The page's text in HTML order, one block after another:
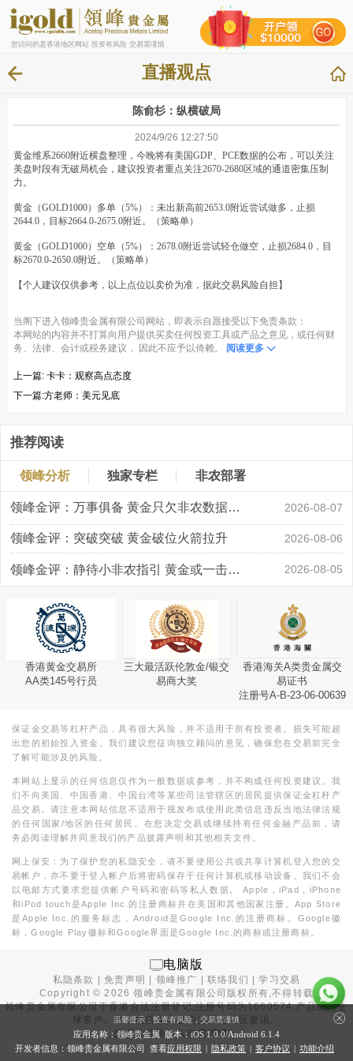
您访问的是香港地区网站 投资有风险 交易需谨慎
直播观点
​陈俞杉：纵横破局
2024/9/26 12:27:50
黄金维系2660附近横盘整理，今晚将有美国GDP、PCE数据的公布，可以关注
美盘时段有无破局机会，建议投资者重点关注2670-2680区域的通道密集压制
力。
黄金（GOLD1000）多单（5%）：未出新高前2653.0附近尝试做多，止损
2644.0，目标2664.0-2675.0附近。（策略单）
黄金（GOLD1000）空单（5%）：2678.0附近尝试轻仓做空，止损2684.0，目
标2670.0-2650.0附近。（策略单）
【个人建议仅供参考，以上点位以卖价为准，据此交易风险自担】
当阁下进入领峰贵金属有限公司网站，即表示自愿接受以下免责条款：
本网站的内容并不打算向用户提供买卖任何投资工具或产品之意见，或任何财
务、法律、会计或税务建议， 因此不应予以倚赖。
阅读更多
上一篇: 卡卡：观察高点态度
下一篇:​方老师：美元见底
推荐阅读
领峰分析 独家专栏 非农部署
领峰金评：万事俱备 黄金只欠非农数据“东风” 2026-08-07
领峰金评：突破突破 黄金破位火箭拉升 2026-08-06
领峰金评：静待小非农指引 黄金或一击破局 2026-08-05
香港黄金交易所
AA类145号行员
三大最活跃伦敦金/银交
易商大奖
香港海关A类贵金属交
易证书
注册号A-B-23-06-00639
保证金交易等杠杆产品，具有很大风险，并不适用于所有投资者。损失可能超
出您的初始投入资金。我们建议您征询独立顾问的意见，确保您在交易前完全
了解可能涉及的风险。
本网站上显示的任何信息仅作为一般数据或参考，并不构成任何投资建议。我
们不向美国、中国香港、中国台湾等某些司法管辖区的居民提供保证金杠杆产
品交易。请注意本网站信息不适用于视发布或使用此类信息违反当地法律法规
的任何国家/地区的任何居民。在您决定交易或继续持有任何金融产品前，请
务必阅读理解并同意我们的产品披露声明和其他相关文件。
网上保安：为了保护您的私隐安全，请不要使用公共或共享计算机登入您的交
易帐户，亦不要于登入帐户后将密码保存于任何计算机或移动设备。我们不会
以电邮方式要求您提供帐户号码和密码等私人数据。 Apple，iPad，iPhone
和iPod touch是Apple Inc.的注册商标并在美国和其他国家注册。App Store
是Apple Inc.的服务标志，Android是Google Inc.的注册商标。Google徽
标，Google Play徽标和Google界面是Google Inc.的商标或注册商标。
电脑版
私隐条款 |免责声明 领峰推广 |联络我们 |学习交易
Copyright ©2026 领峰贵金属有限公司版权所有,不得转载
领峰贵金属有限公司于香港合法注册登记,注册号码为1660574,产品面向全
球客户。本站内所有内容均为香港地区资讯。
投资有风险，入市需谨慎。
温馨提示：投资有风险，交易需谨慎
应用名称：领峰贵金属 版本：iOS 1.0.0/Android 6.1.4
开发者信息：领峰贵金属有限公司 查看应用权限 | 隐私政策 | 客户协议 | 功能介绍